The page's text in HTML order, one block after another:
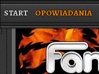
START OPOWIADANIA
}